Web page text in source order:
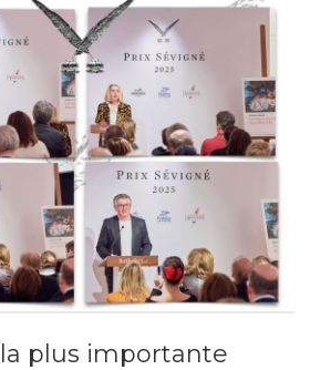
la plus importante